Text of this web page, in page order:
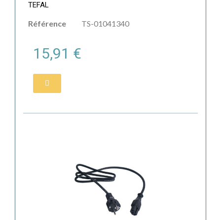
TEFAL
Référence TS-01041340
15,91 €